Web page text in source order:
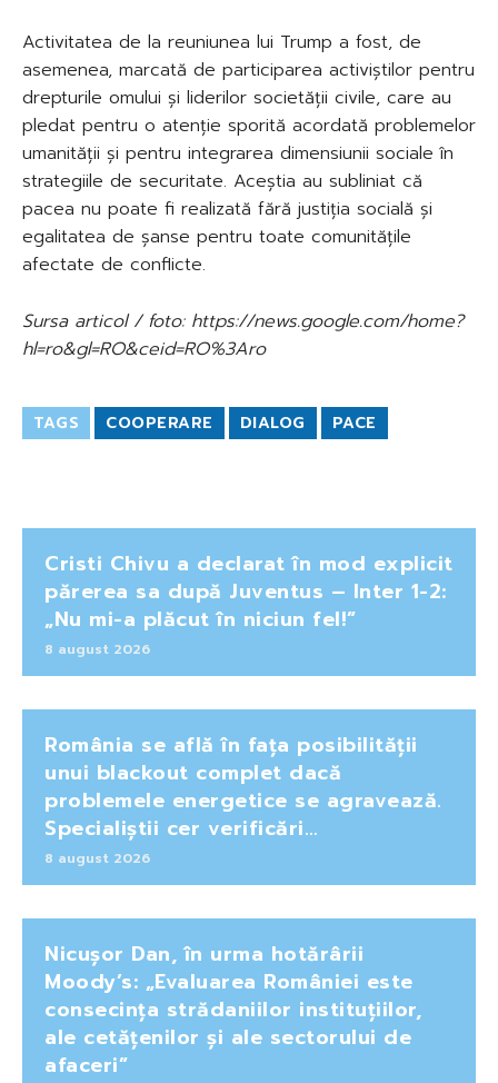
Activitatea de la reuniunea lui Trump a fost, de
asemenea, marcată de participarea activiștilor pentru
drepturile omului și liderilor societății civile, care au
pledat pentru o atenție sporită acordată problemelor
umanității și pentru integrarea dimensiunii sociale în
strategiile de securitate. Aceștia au subliniat că
pacea nu poate fi realizată fără justiția socială și
egalitatea de șanse pentru toate comunitățile
afectate de conflicte.
Sursa articol / foto: https://news.google.com/home?
hl=ro&gl=RO&ceid=RO%3Aro
TAGS COOPERARE DIALOG PACE
Cristi Chivu a declarat în mod explicit
părerea sa după Juventus – Inter 1-2:
„Nu mi-a plăcut în niciun fel!”
8 august 2026
România se află în fața posibilității
unui blackout complet dacă
problemele energetice se agravează.
Specialiștii cer verificări…
8 august 2026
Nicușor Dan, în urma hotărârii
Moody’s: „Evaluarea României este
consecința strădaniilor instituțiilor,
ale cetățenilor și ale sectorului de
afaceri”